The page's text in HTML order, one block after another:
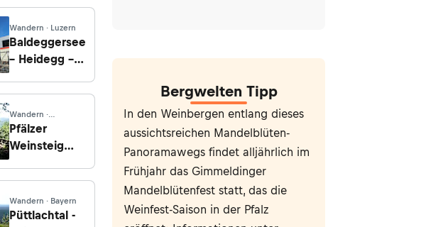
Wandern · Luzern
Baldeggersee
– Heidegg –
Wandern ·
Rheinland-Pfalz
Pfälzer
Weinsteig
Neustadt a.
d. Weinstraße
- St. Martin
Wandern · Bayern
Püttlachtal -
Bergwelten Tipp
In den Weinbergen entlang dieses
aussichtsreichen Mandelblüten-
Panoramawegs findet alljährlich im
Frühjahr das Gimmeldinger
Mandelblütenfest statt, das die
Weinfest-Saison in der Pfalz